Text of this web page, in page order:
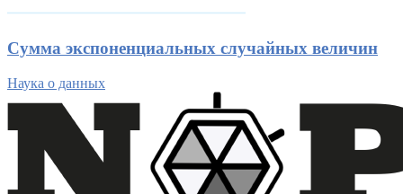
Сумма экспоненциальных случайных величин
Наука о данных